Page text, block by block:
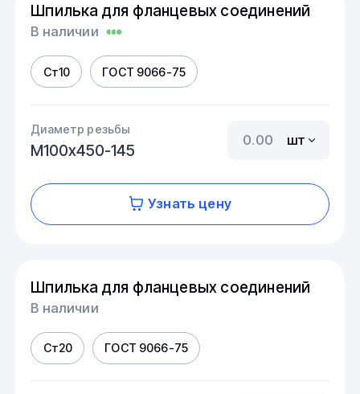
Шпилька для фланцевых соединений
В наличии
Ст10 ГОСТ 9066-75
Диаметр резьбы
М100х450-145
шт
Узнать цену
Шпилька для фланцевых соединений
В наличии
Ст20 ГОСТ 9066-75